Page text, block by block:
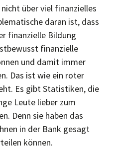
über viel finanzielles
daran ist, dass
finanzielle Bildung
finanzielle
und damit immer
Das ist wie ein roter
Es gibt Statistiken, die
Leute lieber zum
Denn sie haben das
in der Bank gesagt
können.